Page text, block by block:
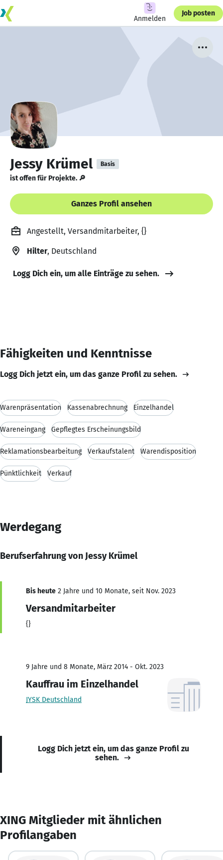
Anmelden
Job posten
Jessy Krümel Basis
ist offen für Projekte. 🔎
Ganzes Profil ansehen
Angestellt, Versandmitarbeiter, {}
Hilter, Deutschland
Logg Dich ein, um alle Einträge zu sehen.
Fähigkeiten und Kenntnisse
Logg Dich jetzt ein, um das ganze Profil zu sehen.
Warenpräsentation Kassenabrechnung Einzelhandel
Wareneingang Gepflegtes Erscheinungsbild
Reklamationsbearbeitung Verkaufstalent Warendisposition
Pünktlichkeit Verkauf
Werdegang
Berufserfahrung von Jessy Krümel
Bis heute 2 Jahre und 10 Monate, seit Nov. 2023
Versandmitarbeiter
{}
9 Jahre und 8 Monate, März 2014 - Okt. 2023
Kauffrau im Einzelhandel
JYSK Deutschland
Logg Dich jetzt ein, um das ganze Profil zu
sehen.
XING Mitglieder mit ähnlichen
Profilangaben